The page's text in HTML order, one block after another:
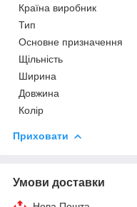
Країна виробник
Тип
Основне призначення
Щільність
Ширина
Довжина
Колір
Приховати
Умови доставки